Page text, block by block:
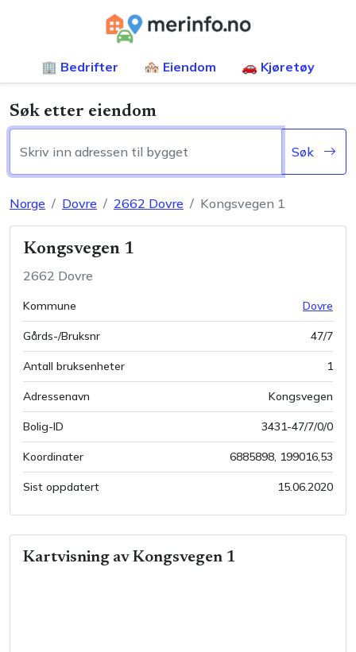
🏢 Bedrifter 🏘️ Eiendom 🚗 Kjøretøy
Søk etter eiendom
Søk
Norge Dovre 2662 Dovre Kongsvegen 1
Kongsvegen 1
2662 Dovre
Kommune Dovre
Gårds-/Bruksnr 47/7
Antall bruksenheter 1
Adressenavn Kongsvegen
Bolig-ID 3431-47/7/0/0
Koordinater 6885898, 199016,53
Sist oppdatert 15.06.2020
Kartvisning av Kongsvegen 1